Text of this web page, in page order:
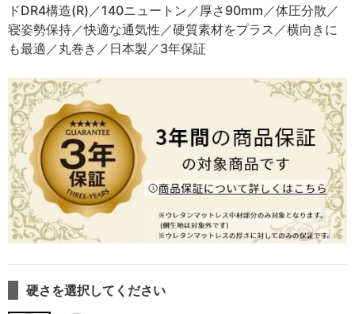
ドDR4構造(R)／140ニュートン／厚さ90mm／体圧分散／
寝姿勢保持／快適な通気性／硬質素材をプラス／横向きに
も最適／丸巻き／日本製／3年保証
硬さを選択してください